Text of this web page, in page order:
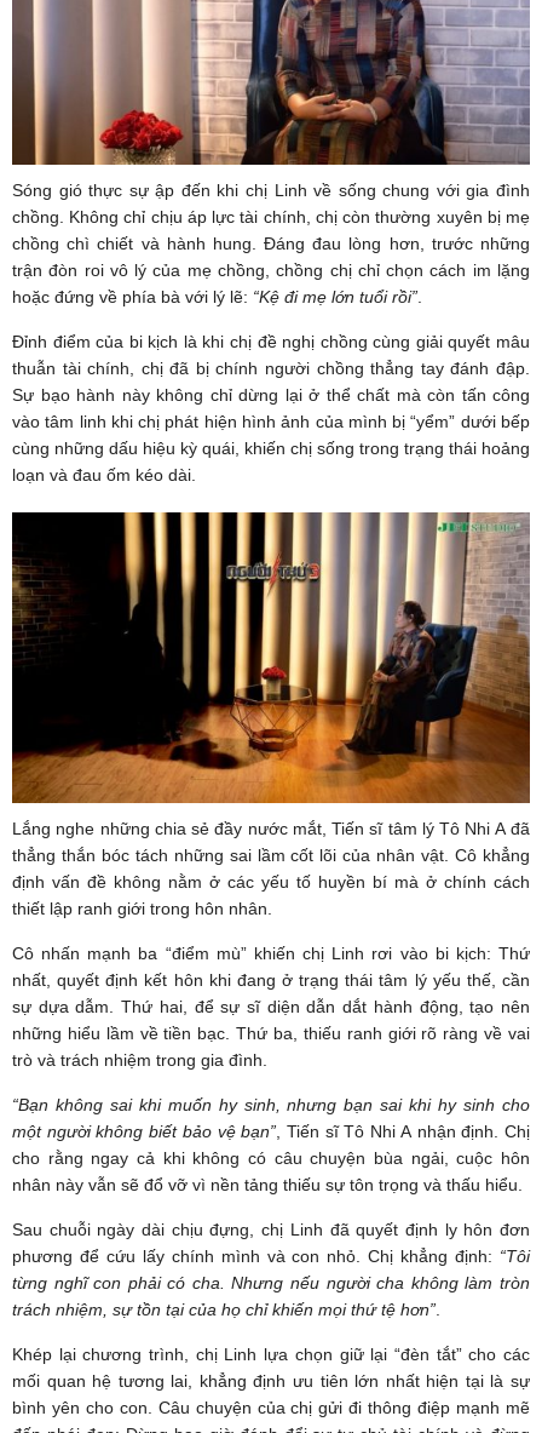
Sóng gió thực sự ập đến khi chị Linh về sống chung với gia đình
chồng. Không chỉ chịu áp lực tài chính, chị còn thường xuyên bị mẹ
chồng chì chiết và hành hung. Đáng đau lòng hơn, trước những
trận đòn roi vô lý của mẹ chồng, chồng chị chỉ chọn cách im lặng
hoặc đứng về phía bà với lý lẽ: “Kệ đi mẹ lớn tuổi rồi”
Đỉnh điểm của bi kịch là khi chị đề nghị chồng cùng giải quyết mâu
thuẫn tài chính, chị đã bị chính người chồng thẳng tay đánh đập.
Sự bạo hành này không chỉ dừng lại ở thể chất mà còn tấn công
vào tâm linh khi chị phát hiện hình ảnh của mình bị “yểm” dưới bếp
cùng những dấu hiệu kỳ quái, khiến chị sống trong trạng thái hoảng
loạn và đau ốm kéo dài.
Lắng nghe những chia sẻ đầy nước mắt, Tiến sĩ tâm lý Tô Nhi A đã
thẳng thắn bóc tách những sai lầm cốt lõi của nhân vật. Cô khẳng
định vấn đề không nằm ở các yếu tố huyền bí mà ở chính cách
thiết lập ranh giới trong hôn nhân.
Cô nhấn mạnh ba “điểm mù” khiến chị Linh rơi vào bi kịch: Thứ
nhất, quyết định kết hôn khi đang ở trạng thái tâm lý yếu thế, cần
sự dựa dẫm. Thứ hai, để sự sĩ diện dẫn dắt hành động, tạo nên
những hiểu lầm về tiền bạc. Thứ ba, thiếu ranh giới rõ ràng về vai
trò và trách nhiệm trong gia đình.
“Bạn không sai khi muốn hy sinh, nhưng bạn sai khi hy sinh cho
một người không biết bảo vệ bạn”, Tiến sĩ Tô Nhi A nhận định. Chị
cho rằng ngay cả khi không có câu chuyện bùa ngải, cuộc hôn
nhân này vẫn sẽ đổ vỡ vì nền tảng thiếu sự tôn trọng và thấu hiểu.
Sau chuỗi ngày dài chịu đựng, chị Linh đã quyết định ly hôn đơn
phương để cứu lấy chính mình và con nhỏ. Chị khẳng định: “Tôi
từng nghĩ con phải có cha. Nhưng nếu người cha không làm tròn
trách nhiệm, sự tồn tại của họ chỉ khiến mọi thứ tệ hơn”.
Khép lại chương trình, chị Linh lựa chọn giữ lại “đèn tắt” cho các
mối quan hệ tương lai, khẳng định ưu tiên lớn nhất hiện tại là sự
bình yên cho con. Câu chuyện của chị gửi đi thông điệp mạnh mẽ